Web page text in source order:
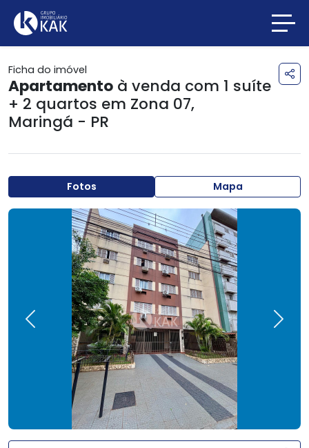
Ficha do imóvel
Apartamento à venda com 1 suíte
+ 2 quartos em Zona 07,
Maringá - PR
Fotos Mapa
Previous Next